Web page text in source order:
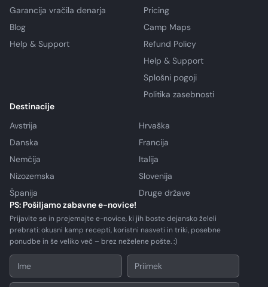
Garancija vračila denarja
Blog
Help & Support
Pricing
Camp Maps
Refund Policy
Help & Support
Splošni pogoji
Politika zasebnosti
Destinacije
Avstrija
Hrvaška
Danska
Francija
Nemčija
Italija
Nizozemska
Slovenija
Španija
Druge države
PS: Pošiljamo zabavne e-novice!
Prijavite se in prejemajte e-novice, ki jih boste dejansko želeli
prebrati: okusni kamp recepti, koristni nasveti in triki, posebne
ponudbe in še veliko več – brez neželene pošte. :)